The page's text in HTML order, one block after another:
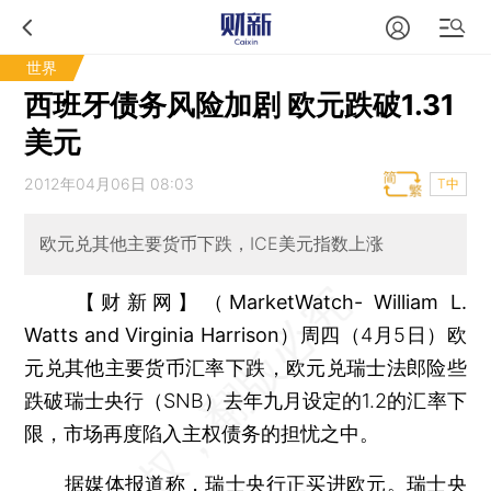
世界
西班牙债务风险加剧 欧元跌破1.31
美元
2012年04月06日 08:03 T中
欧元兑其他主要货币下跌，ICE美元指数上涨
【财新网】（MarketWatch- William L.
Watts and Virginia Harrison）
周四（4月5日）欧
元兑其他主要货币汇率下跌，欧元兑瑞士法郎险些
跌破瑞士央行（SNB）去年九月设定的1.2的汇率下
限，市场再度陷入主权债务的担忧之中。
据媒体报道称，瑞士央行正买进欧元。瑞士央